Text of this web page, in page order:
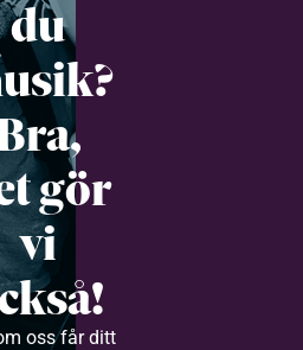
du
gör
vi
oss får ditt